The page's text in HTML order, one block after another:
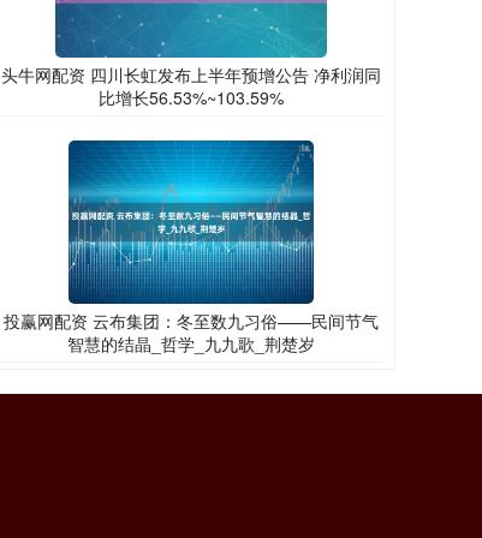
头牛网配资 四川长虹发布上半年预增公告 净利润同
比增长56.53%~103.59%
投赢网配资 云布集团：冬至数九习俗——民间节气
智慧的结晶_哲学_九九歌_荆楚岁